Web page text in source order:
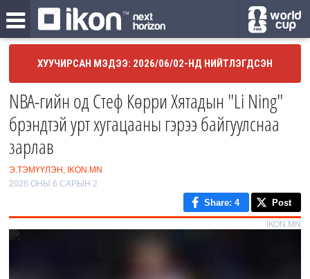
ХУУЧИРСАН МЭДЭЭ: 2026/06/02-НД НИЙТЛЭГДСЭН
NBA-гийн од Стеф Көрри Хятадын "Li Ning"
брэндтэй урт хугацааны гэрээ байгуулснаа
зарлав
Э.ТЭМҮҮЛЭН, IKON.MN
2026 ОНЫ 6 САРЫН 2
Share: 4 Post
IKON.MN